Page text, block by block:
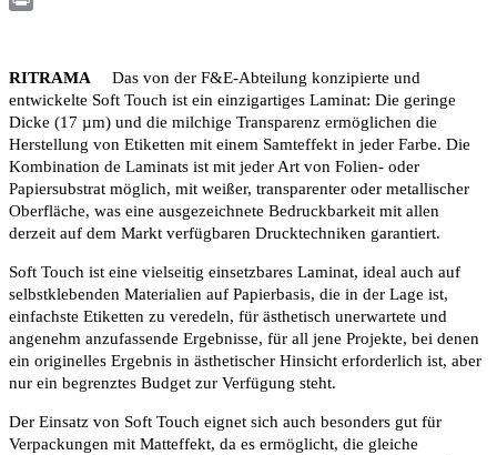
RITRAMA
Das von der F&E-Abteilung konzipierte und
entwickelte Soft Touch ist ein einzigartiges Laminat: Die geringe
Dicke (17 µm) und die milchige Transparenz ermöglichen die
Herstellung von Etiketten mit einem Samteffekt in jeder Farbe. Die
Kombination de Laminats ist mit jeder Art von Folien- oder
Papiersubstrat möglich, mit weißer, transparenter oder metallischer
Oberfläche, was eine ausgezeichnete Bedruckbarkeit mit allen
derzeit auf dem Markt verfügbaren Drucktechniken garantiert.
Soft Touch ist eine vielseitig einsetzbares Laminat, ideal auch auf
selbstklebenden Materialien auf Papierbasis, die in der Lage ist,
einfachste Etiketten zu veredeln, für ästhetisch unerwartete und
angenehm anzufassende Ergebnisse, für all jene Projekte, bei denen
ein originelles Ergebnis in ästhetischer Hinsicht erforderlich ist, aber
nur ein begrenztes Budget zur Verfügung steht.
Der Einsatz von Soft Touch eignet sich auch besonders gut für
Verpackungen mit Matteffekt, da es ermöglicht, die gleiche